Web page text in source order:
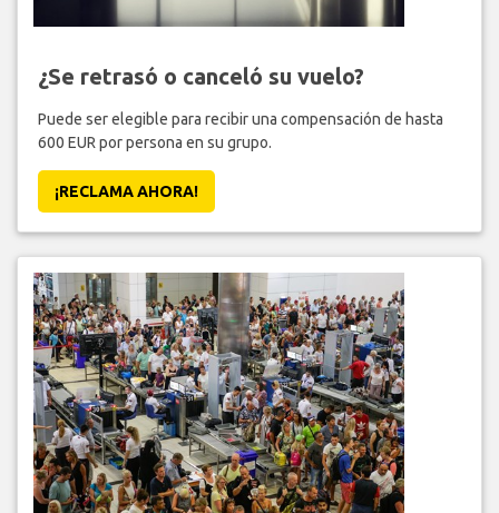
¿Se retrasó o canceló su vuelo?
Puede ser elegible para recibir una compensación de hasta
600 EUR por persona en su grupo.
¡RECLAMA AHORA!